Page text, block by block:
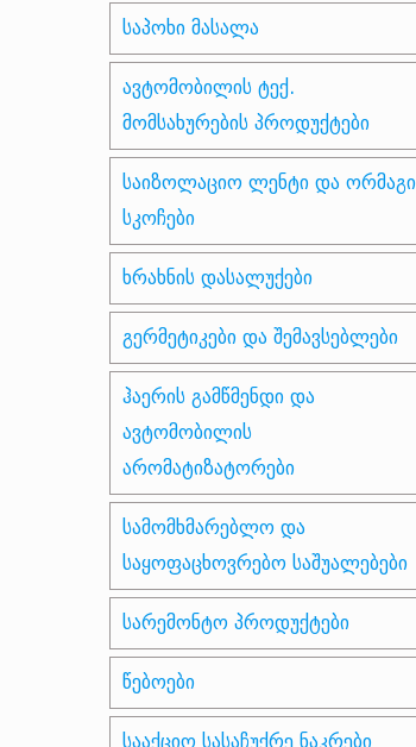
საპოხი მასალა
ავტომობილის ტექ.
მომსახურების პროდუქტები
საიზოლაციო ლენტი და ორმაგი
სკოჩები
ხრახნის დასალუქები
გერმეტიკები და შემავსებლები
ჰაერის გამწმენდი და
ავტომობილის
არომატიზატორები
სამომხმარებლო და
საყოფაცხოვრებო საშუალებები
სარემონტო პროდუქტები
წებოები
სააქციო სასაჩუქრე ნაკრები